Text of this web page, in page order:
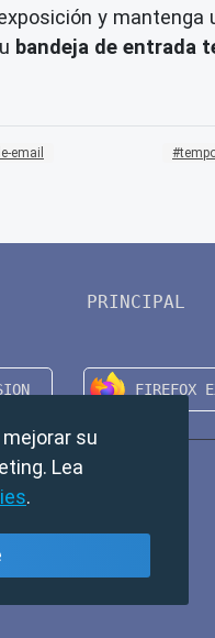
y mantenga
bandeja de entrada
email
PRINCIPAL
su
Lea
.